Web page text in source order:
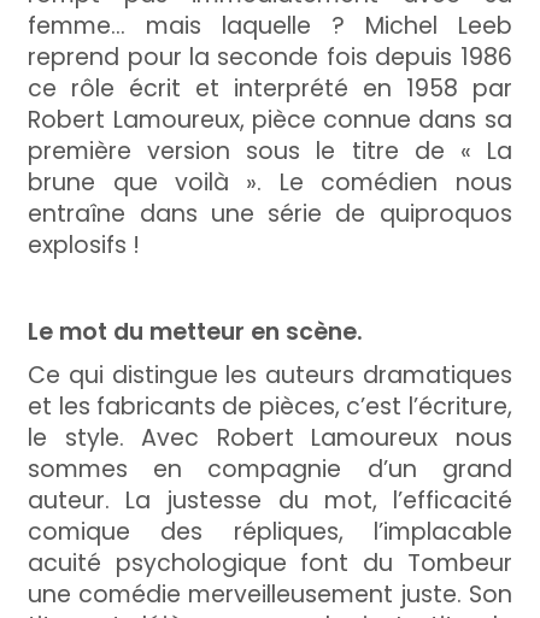
femme… mais laquelle ? Michel Leeb
reprend pour la seconde fois depuis 1986
ce rôle écrit et interprété en 1958 par
Robert Lamoureux, pièce connue dans sa
première version sous le titre de « La
brune que voilà ». Le comédien nous
entraîne dans une série de quiproquos
explosifs !
Le mot du metteur en scène.
Ce qui distingue les auteurs dramatiques
et les fabricants de pièces, c’est l’écriture,
le style. Avec Robert Lamoureux nous
sommes en compagnie d’un grand
auteur. La justesse du mot, l’efficacité
comique des répliques, l’implacable
acuité psychologique font du Tombeur
une comédie merveilleusement juste. Son